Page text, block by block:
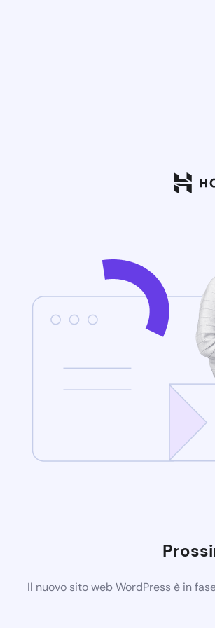
Il nuovo sito web WordPress è in